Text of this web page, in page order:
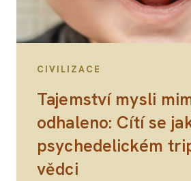
CIVILIZACE
Tajemství mysli
odhaleno: Cítí se
psychedelickém
vědci